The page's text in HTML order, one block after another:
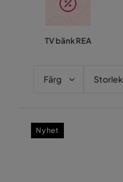
TV bänk REA
Färg Storlek
Nyhet